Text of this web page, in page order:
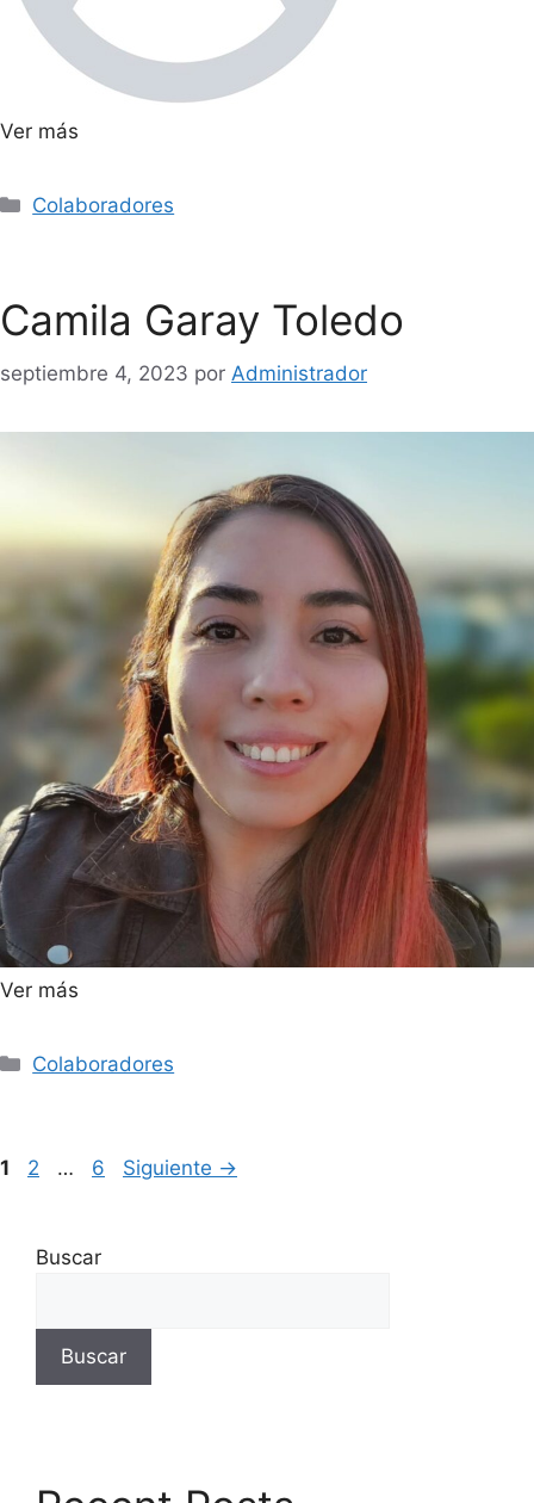
Ver más
Colaboradores
Camila Garay Toledo
septiembre 4, 2023 por Administrador
Ver más
Colaboradores
1 2 … 6 Siguiente →
Buscar
Buscar